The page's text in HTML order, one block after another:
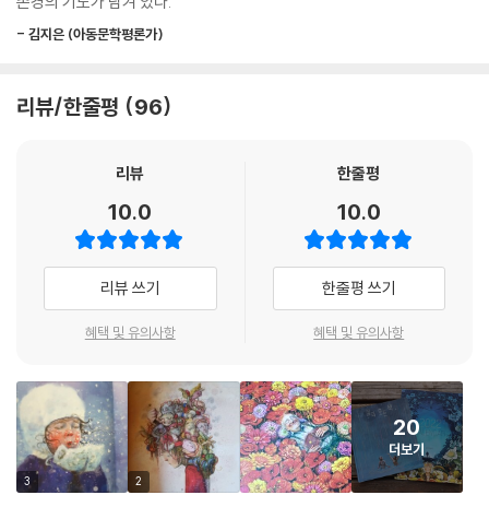
정하는 언어가 속속들이 바뀌는 일은 종종 우리를 혼란스럽게 하지만, 그
중하게 다가옵니다.
삶’은 동시에 사랑에 관한 이야기입니다. 연인을 만나 황홀함을 느끼고 자
식을 키우며 세상이 사랑으로 가득해지는 경험은 아름답고 삶은 새로워집
니다. 하지만 저자는 이러한 삶은 모든 순간이 결코 아름답거나 낭만적이
지 않다는 사실도 놓치지 않습니다. 현실성을 극대화한 심리 묘사를 통해
삶의 빛 뿐 아니라, 어둠까지 골고루 보여 주면서 보는 이들에게 깊은 공감
을 이끌어 냅니다. ‘어른의 삶’은 선뜻 하나의 표현으로 정의하기 어려울 만
큼 다양한 상황이 펼쳐냅니다. 어린 시절을 그리워하고, 여전히 정체성을
쯤 경험하고 느끼는 순간들의 연속입니다.
하지만 비슷한 상황에 처할지라도 사람마다 다른 길을 선택하거나 다른 결
말을 맞이하는 것처럼 『삶의 모든 색』 속 화자 역시 각각의 선택을 존중하
고 서로 다른 상황과 감정을 세심하게 살핍니다. ‘기나긴 삶’에서는 나이가
- 김지은 (아동문학평론가)
리뷰/한줄평 96
리뷰
10.0
리뷰 쓰기
혜택 및 유의사항
한줄평
10.0
한줄평 쓰기
혜택 및 유의사항
3 2
20
더보기